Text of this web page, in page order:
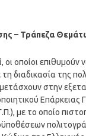
– Τράπεζα
οι οποίοι
τη διαδικασία της
στην
Επάρκειας
με το οποίο